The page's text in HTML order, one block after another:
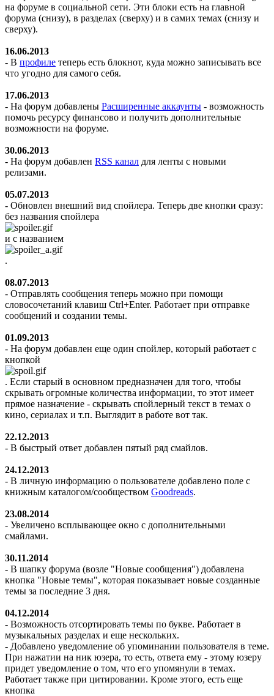
на форуме в социальной сети. Эти блоки есть на главной
форума (снизу), в разделах (сверху) и в самих темах (снизу и
сверху).
16.06.2013
- В профиле теперь есть блокнот, куда можно записывать все
что угодно для самого себя.
17.06.2013
- На форум добавлены Расширенные аккаунты - возможность
помочь ресурсу финансово и получить дополнительные
возможности на форуме.
30.06.2013
- На форум добавлен RSS канал для ленты с новыми
релизами.
05.07.2013
- Обновлен внешний вид спойлера. Теперь две кнопки сразу:
без названия спойлера
и с названием
.
08.07.2013
- Отправлять сообщения теперь можно при помощи
словосочетаний клавиш Ctrl+Enter. Работает при отправке
сообщений и создании темы.
01.09.2013
- На форум добавлен еще один спойлер, который работает с
кнопкой
. Если старый в основном предназначен для того, чтобы
скрывать огромные количества информации, то этот имеет
прямое назначение - скрывать спойлерный текст в темах о
кино, сериалах и т.п. Выглядит в работе вот так.
22.12.2013
- В быстрый ответ добавлен пятый ряд смайлов.
24.12.2013
- В личную информацию о пользователе добавлено поле с
книжным каталогом/сообществом Goodreads.
23.08.2014
- Увеличено всплывающее окно с дополнительными
смайлами.
30.11.2014
- В шапку форума (возле "Новые сообщения") добавлена
кнопка "Новые темы", которая показывает новые созданные
темы за последние 3 дня.
04.12.2014
- Возможность отсортировать темы по букве. Работает в
музыкальных разделах и еще нескольких.
- Добавлено уведомление об упоминании пользователя в теме.
При нажатии на ник юзера, то есть, ответа ему - этому юзеру
придет уведомление о том, что его упомянули в темах.
Работает также при цитировании. Кроме этого, есть еще
кнопка